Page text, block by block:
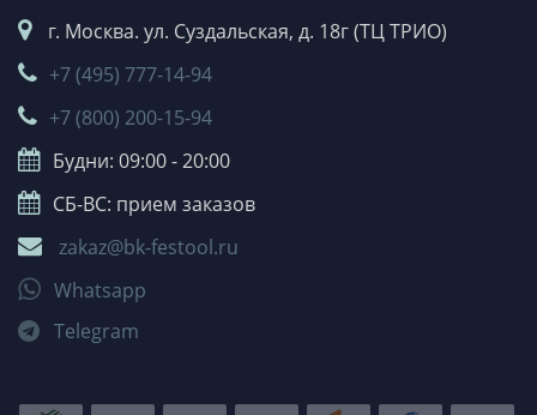
г. Москва. ул. Суздальская, д. 18г (ТЦ ТРИО)
+7 (495) 777-14-94
+7 (800) 200-15-94
Будни: 09:00 - 20:00
СБ-ВС: прием заказов
zakaz@bk-festool.ru
Whatsapp
Telegram